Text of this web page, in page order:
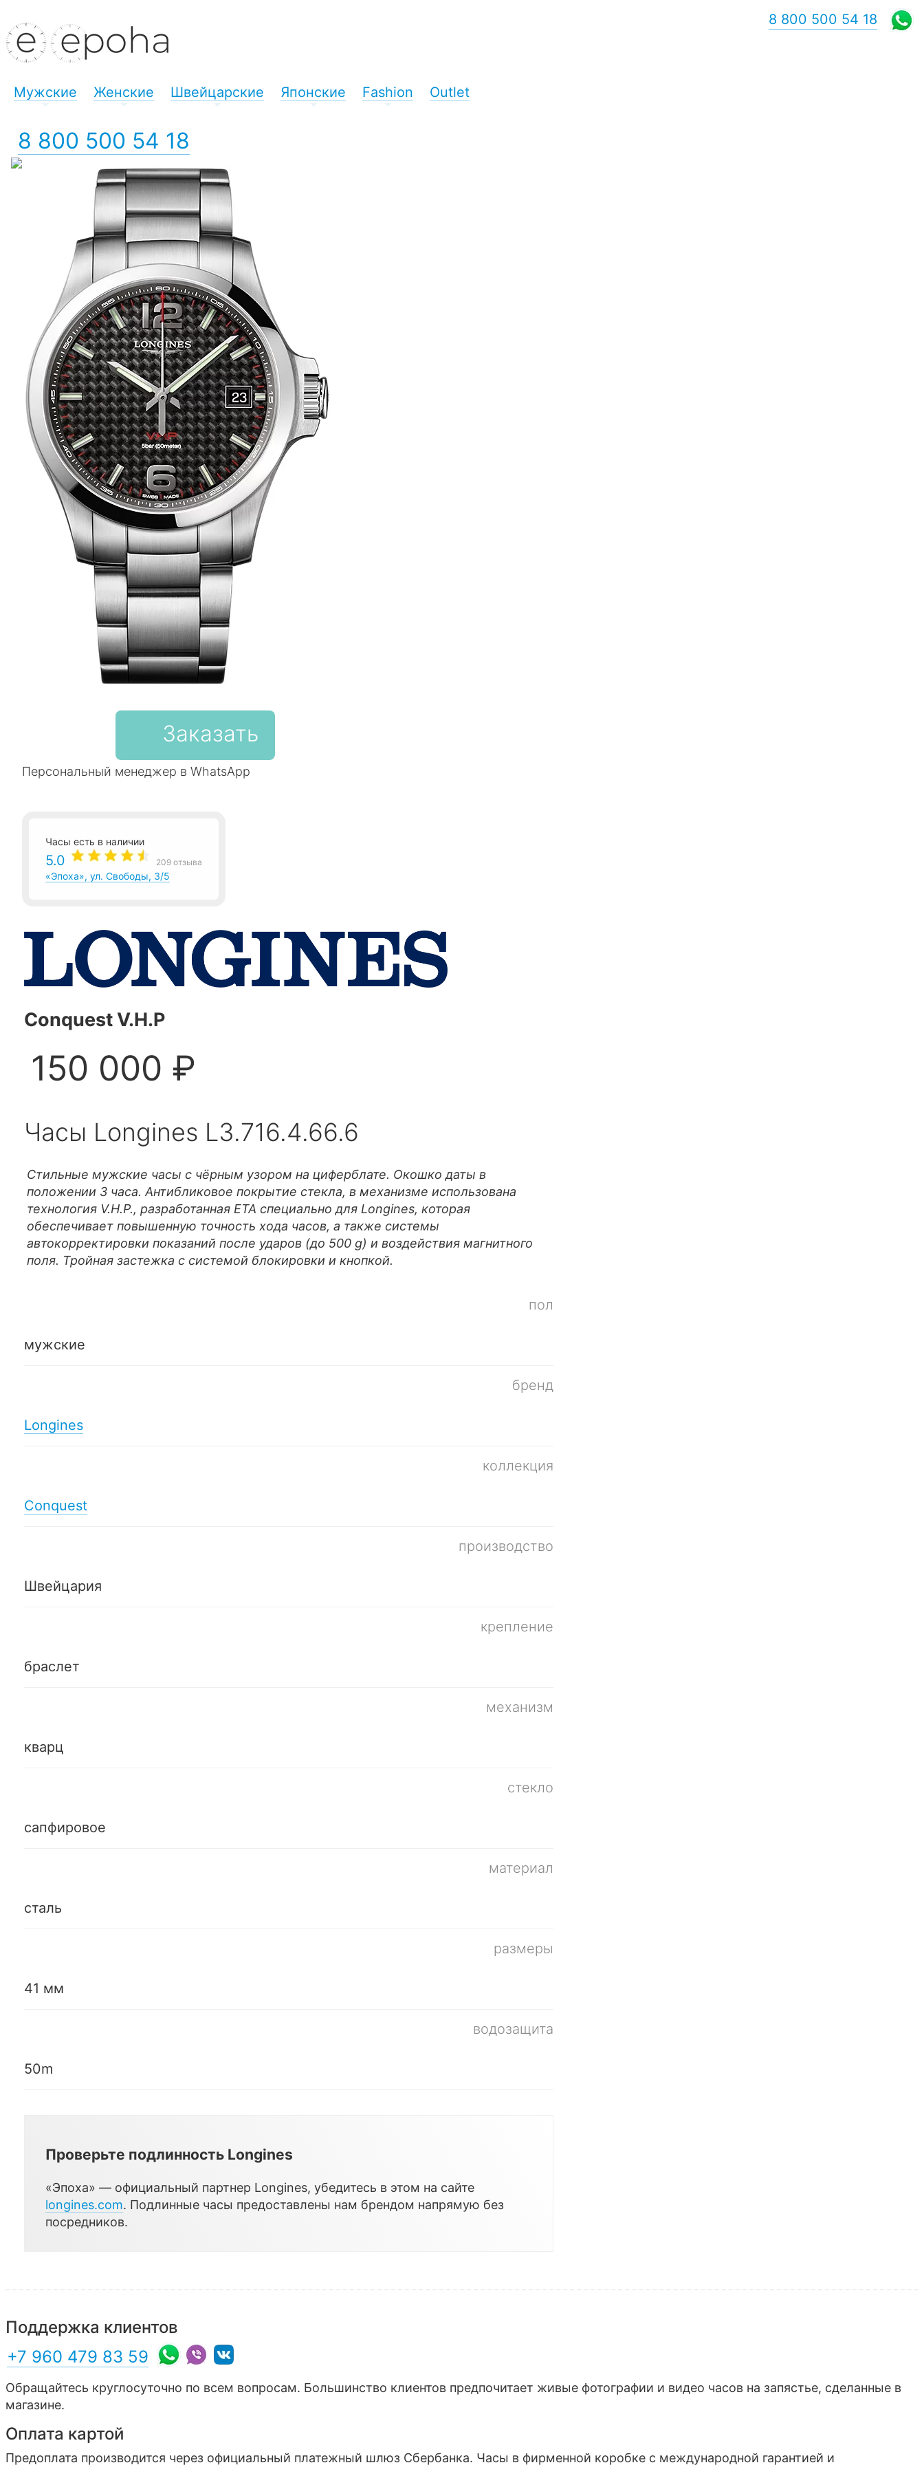
Мужские Женские Швейцарские Японские Fashion Outlet
8 800 500 54 18
8 800 500 54 18
Заказать
Персональный менеджер в WhatsApp
Часы есть в наличии
5.0 209 отзыва
«Эпоха», ул. Свободы, 3/5
Conquest V.H.P
150 000 ₽
Часы Longines L3.716.4.66.6
Стильные мужские часы с чёрным узором на циферблате. Окошко даты в
положении 3 часа. Антибликовое покрытие стекла, в механизме использована
технология V.H.P., разработанная ETA специально для Longines, которая
обеспечивает повышенную точность хода часов, а также системы
автокорректировки показаний после ударов (до 500 g) и воздействия магнитного
поля. Тройная застежка с системой блокировки и кнопкой.
пол
мужские
бренд
Longines
коллекция
Conquest
производство
Швейцария
крепление
браслет
механизм
кварц
стекло
сапфировое
материал
сталь
размеры
41 мм
водозащита
50m
Проверьте подлинность Longines
«Эпоха» — официальный партнер Longines, убедитесь в этом на сайте
longines.com. Подлинные часы предоставлены нам брендом напрямую без
посредников.
Поддержка клиентов
+7 960 479 83 59
Обращайтесь круглосуточно по всем вопросам. Большинство клиентов предпочитает живые фотографии и видео часов на запястье, сделанные в
магазине.
Оплата картой
Предоплата производится через официальный платежный шлюз Сбербанка. Часы в фирменной коробке с международной гарантией и